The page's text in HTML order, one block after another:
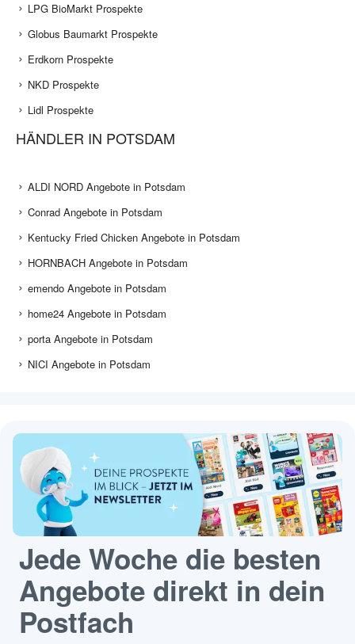
LPG BioMarkt Prospekte
Globus Baumarkt Prospekte
Erdkorn Prospekte
NKD Prospekte
Lidl Prospekte
HÄNDLER IN POTSDAM
ALDI NORD Angebote in Potsdam
Conrad Angebote in Potsdam
Kentucky Fried Chicken Angebote in Potsdam
HORNBACH Angebote in Potsdam
emendo Angebote in Potsdam
home24 Angebote in Potsdam
porta Angebote in Potsdam
NICI Angebote in Potsdam
Jede Woche die besten
Angebote direkt in dein
Postfach